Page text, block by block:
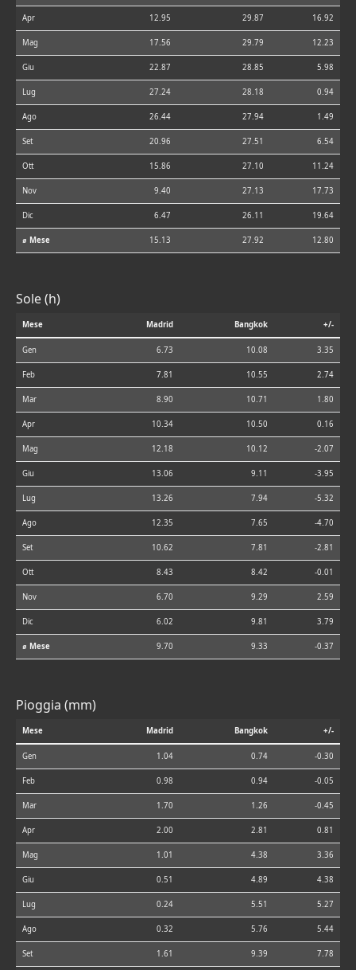
Apr 12.95 29.87 16.92
Mag 17.56 29.79 12.23
Giu 22.87 28.85 5.98
Lug 27.24 28.18 0.94
Ago 26.44 27.94 1.49
Set 20.96 27.51 6.54
Ott 15.86 27.10 11.24
Nov 9.40 27.13 17.73
Dic 6.47 26.11 19.64
⌀ Mese 15.13 27.92 12.80
Sole (h)
Mese Madrid Bangkok +/-
Gen 6.73 10.08 3.35
Feb 7.81 10.55 2.74
Mar 8.90 10.71 1.80
Apr 10.34 10.50 0.16
Mag 12.18 10.12 -2.07
Giu 13.06 9.11 -3.95
Lug 13.26 7.94 -5.32
Ago 12.35 7.65 -4.70
Set 10.62 7.81 -2.81
Ott 8.43 8.42 -0.01
Nov 6.70 9.29 2.59
Dic 6.02 9.81 3.79
⌀ Mese 9.70 9.33 -0.37
Pioggia (mm)
Mese Madrid Bangkok +/-
Gen 1.04 0.74 -0.30
Feb 0.98 0.94 -0.05
Mar 1.70 1.26 -0.45
Apr 2.00 2.81 0.81
Mag 1.01 4.38 3.36
Giu 0.51 4.89 4.38
Lug 0.24 5.51 5.27
Ago 0.32 5.76 5.44
Set 1.61 9.39 7.78